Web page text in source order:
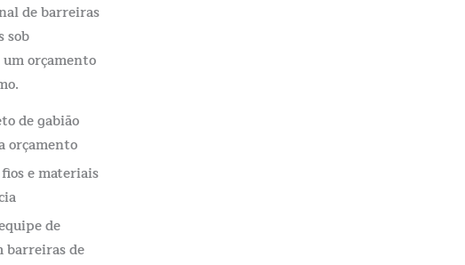
de barreiras
sob
orçamento
de gabião
orçamento
e materiais
de
barreiras de